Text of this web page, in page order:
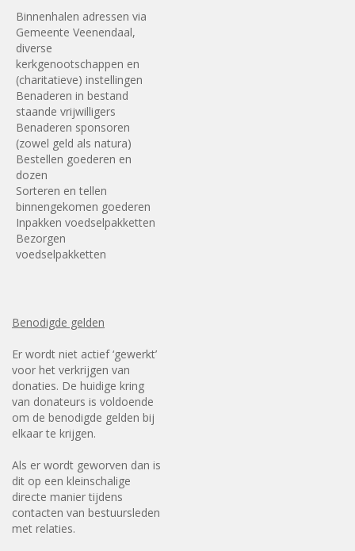
Binnenhalen adressen via
Gemeente Veenendaal,
diverse
kerkgenootschappen en
(charitatieve) instellingen
Benaderen in bestand
staande vrijwilligers
Benaderen sponsoren
(zowel geld als natura)
Bestellen goederen en
dozen
Sorteren en tellen
binnengekomen goederen
Inpakken voedselpakketten
Bezorgen
voedselpakketten
Benodigde gelden
Er wordt niet actief ‘gewerkt’
voor het verkrijgen van
donaties. De huidige kring
van donateurs is voldoende
om de benodigde gelden bij
elkaar te krijgen.
Als er wordt geworven dan is
dit op een kleinschalige
directe manier tijdens
contacten van bestuursleden
met relaties.